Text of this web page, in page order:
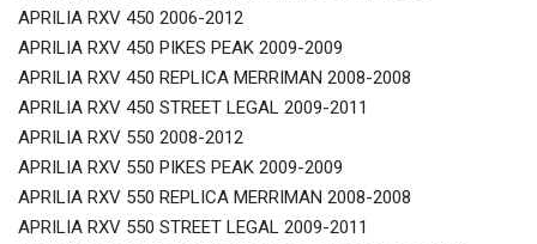
APRILIA RXV 450 2006-2012
APRILIA RXV 450 PIKES PEAK 2009-2009
APRILIA RXV 450 REPLICA MERRIMAN 2008-2008
APRILIA RXV 450 STREET LEGAL 2009-2011
APRILIA RXV 550 2008-2012
APRILIA RXV 550 PIKES PEAK 2009-2009
APRILIA RXV 550 REPLICA MERRIMAN 2008-2008
APRILIA RXV 550 STREET LEGAL 2009-2011